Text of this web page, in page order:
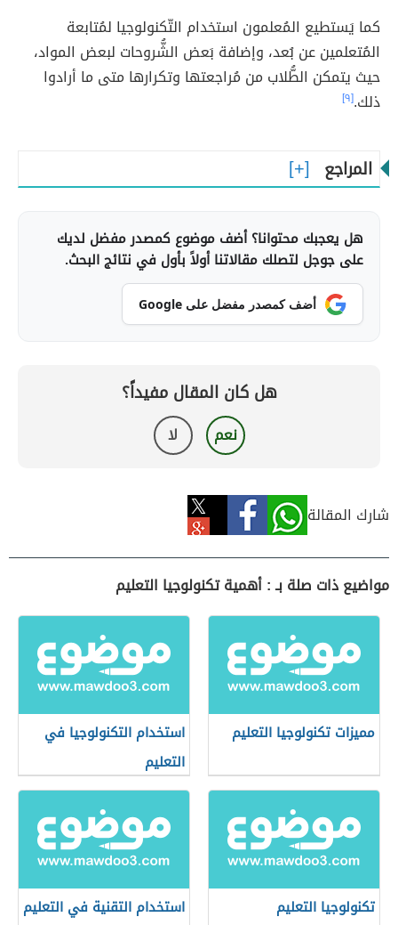
كما يَستطيع المُعلمون استخدام التّكنولوجيا لمُتابعة
المُتعلمين عن بُعد، وإضافة بَعض الشُّروحات لبعض المواد،
حيث يتمكن الطُّلاب من مُراجعتها وتكرارها متى ما أرادوا
ذلك.[٩]
المراجع
هل يعجبك محتوانا؟ أضف موضوع كمصدر مفضل لديك
على جوجل لتصلك مقالاتنا أولاً بأول في نتائج البحث.
أضف كمصدر مفضل على Google
هل كان المقال مفيداً؟
نعم لا
شارك المقالة
مواضيع ذات صلة بـ : أهمية تكنولوجيا التعليم
مميزات تكنولوجيا التعليم
استخدام التكنولوجيا في
التعليم
تكنولوجيا التعليم استخدام التقنية في التعليم